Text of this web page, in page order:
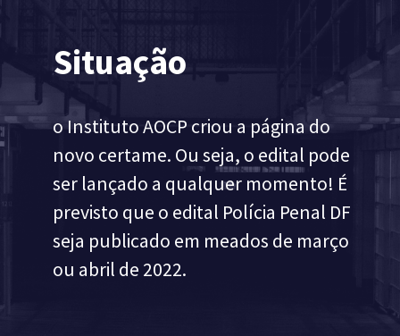
Situação
o Instituto AOCP criou a página do
novo certame. Ou seja, o edital pode
ser lançado a qualquer momento! É
previsto que o edital Polícia Penal DF
seja publicado em meados de março
ou abril de 2022.